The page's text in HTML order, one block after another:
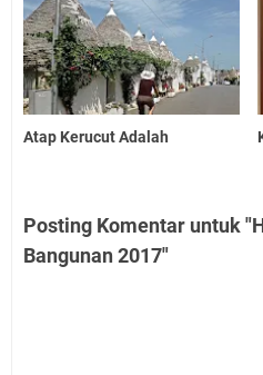
Atap Kerucut Adalah
Posting Komentar untuk
Bangunan 2017"